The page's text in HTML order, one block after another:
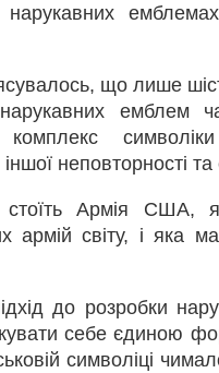
нарукавних
що лише
емблем
комплекс
неповторності
Армія США,
армій світу, і яка
до розробки
себе єдиною
символіці